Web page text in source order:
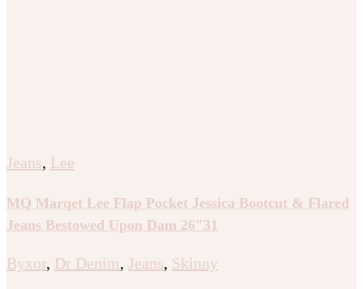
Jeans, Lee
MQ Marqet Lee Flap Pocket Jessica Bootcut & Flared
Jeans Bestowed Upon Dam 26″31
Byxor, Dr Denim, Jeans, Skinny